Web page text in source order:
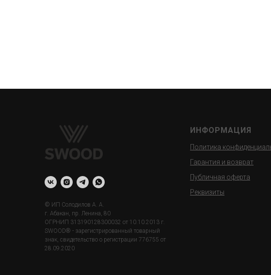
© ИП Солодилов А. А.
г. Абакан, пр. Ленина, 80
ОГРНИП 313190128300032 от 10.10.2013 г.
SWOOD® - зарегистрированный товарный
знак, свидетельство о регистрации 776755 от
28.09.2020
ИНФОРМАЦИЯ
Политика
Гарантия и возврат
Публичная оферта
Реквизиты